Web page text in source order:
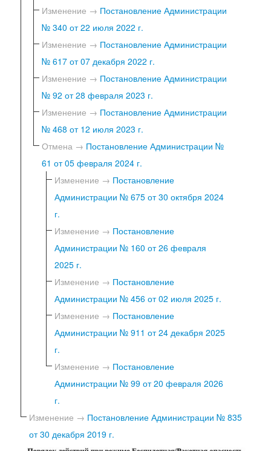
Изменение → Постановление Администрации
№ 340 от 22 июля 2022 г.
Изменение → Постановление Администрации
№ 617 от 07 декабря 2022 г.
Изменение → Постановление Администрации
№ 92 от 28 февраля 2023 г.
Изменение → Постановление Администрации
№ 468 от 12 июля 2023 г.
Отмена → Постановление Администрации №
61 от 05 февраля 2024 г.
Изменение → Постановление
Администрации № 675 от 30 октября 2024
г.
Изменение → Постановление
Администрации № 160 от 26 февраля
2025 г.
Изменение → Постановление
Администрации № 456 от 02 июля 2025 г.
Изменение → Постановление
Администрации № 911 от 24 декабря 2025
г.
Изменение → Постановление
Администрации № 99 от 20 февраля 2026
г.
Изменение → Постановление Администрации № 835
от 30 декабря 2019 г.